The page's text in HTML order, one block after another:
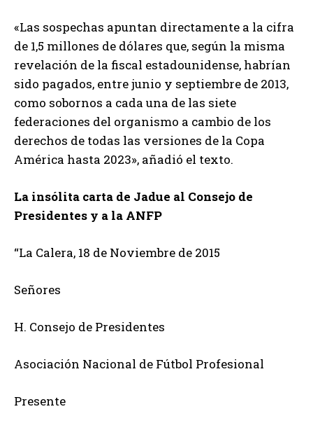
«Las sospechas apuntan directamente a la cifra
de 1,5 millones de dólares que, según la misma
revelación de la fiscal estadounidense, habrían
sido pagados, entre junio y septiembre de 2013,
como sobornos a cada una de las siete
federaciones del organismo a cambio de los
derechos de todas las versiones de la Copa
América hasta 2023», añadió el texto.
La insólita carta de Jadue al Consejo de
Presidentes y a la ANFP
“La Calera, 18 de Noviembre de 2015
Señores
H. Consejo de Presidentes
Asociación Nacional de Fútbol Profesional
Presente